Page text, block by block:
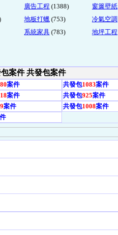
廣告工程 (1388) 窗簾壁紙
地板打蠟 (753) 冷氣空調
系統家具 (783) 地坪工程
案件 共發包案件
案件 共發包1083案件
案件 共發包925案件
案件 共發包1008案件